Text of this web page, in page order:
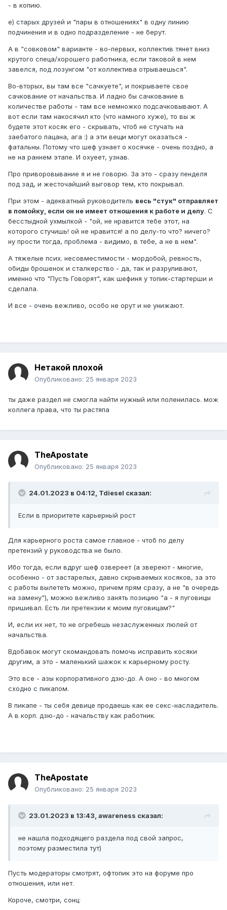
- в копию.
е) старых друзей и "пары в отношениях" в одну линию
подчинения и в одно подразделение - не берут.
А в "совковом" варианте - во-первых, коллектив тянет вниз
крутого спеца/хорошего работника, если таковой в нем
завелся, под лозунгом "от коллектива отрываешься".
Во-вторых, вы там все "сачкуете", и покрываете свое
сачкование от начальства. И ладно бы сачкование в
количестве работы - там все немножко подсачковывают. А
вот если там накосячил кто (что намного хуже), то вы ж
будете этот косяк его - скрывать, чтоб не стучать на
заебатого пацана, ага :) а эти вещи могут оказаться -
фатальны. Потому что шеф узнает о косячке - очень поздно, а
не на раннем этапе. И охуеет, узнав.
Про приворовывание я и не говорю. За это - сразу пенделя
под зад, и жесточайший выговор тем, кто покрывал.
При этом - адекватный руководитель весь "стук" отправляет
в помойку, если он не имеет отношения к работе и делу. С
бесстыдной ухмылкой - "ой, не нравится тебе этот, на
которого стучишь! ой не нравится! а по делу-то что? ничего?
ну прости тогда, проблема - видимо, в тебе, а не в нем".
А тяжелые псих. несовместимости - мордобой, ревность,
обиды брошенок и сталкерство - да, так и разруливают,
именно что "Пусть Говорят", как шефиня у топик-стартерши и
сделала.
И все - очень вежливо, особо не орут и не унижают.
Нетакой плохой
Опубликовано: 25 января 2023
ты даже раздел не смогла найти нужный или поленилась. мож
коллега права, что ты растяпа
TheApostate
Опубликовано: 25 января 2023
24.01.2023 в 04:12, Tdiesel сказал:
Если в приоритете карьерньій рост
Для карьерного роста самое главное - чтоб по делу
претензий у руководства не было.
Ибо тогда, если вдруг шеф озвереет (а звереют - многие,
особенно - от застарелых, давно скрываемых косяков, за это
с работы вылететь можно, причем прям сразу, а не "в очередь
на замену"), можно вежливо занять позицию "а - я пуговицы
пришивал. Есть ли претензии к моим пуговицам?"
И, если их нет, то не огребешь незаслуженных люлей от
начальства.
Вдобавок могут скомандовать помочь исправить косяки
другим, а это - маленький шажок к карьерному росту.
Это все - азы корпоративного дзю-до. А оно - во многом
сходно с пикапом.
В пикапе - ты себя девице продаешь как ее секс-насладитель.
А в корп. дзю-до - начальству как работник.
TheApostate
Опубликовано: 25 января 2023
23.01.2023 в 13:43, awareness сказал:
не нашла подходящего раздела под свой запрос,
поэтому разместила тут)
Пусть модераторы смотрят, офтопик это на форуме про
отношения, или нет.
Короче, смотри, сонц: